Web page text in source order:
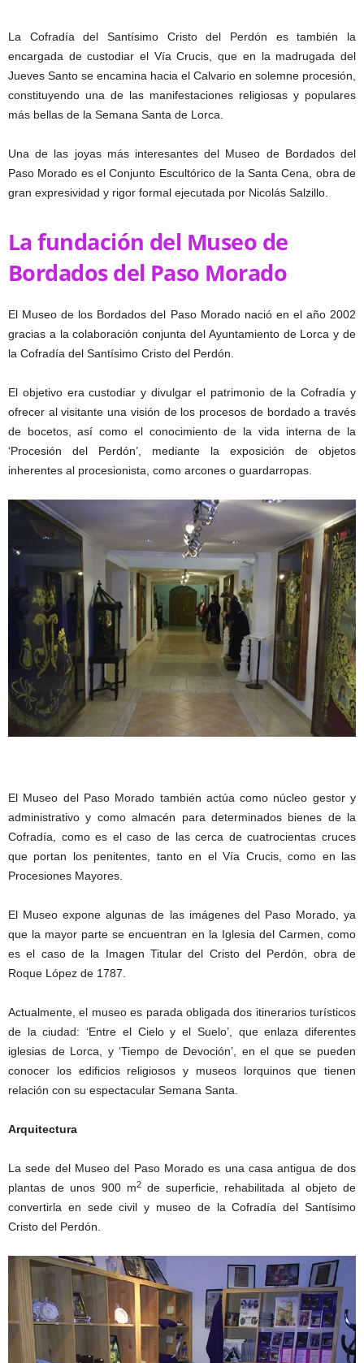
La Cofradía del Santísimo Cristo del Perdón es también la
encargada de custodiar el Vía Crucis, que en la madrugada del
Jueves Santo se encamina hacia el Calvario en solemne procesión,
constituyendo una de las manifestaciones religiosas y populares
más bellas de la Semana Santa de Lorca.
Una de las joyas más interesantes del Museo de Bordados del
Paso Morado es el Conjunto Escultórico de la Santa Cena, obra de
gran expresividad y rigor formal ejecutada por Nicolás Salzillo.
La fundación del Museo de
Bordados del Paso Morado
El Museo de los Bordados del Paso Morado nació en el año 2002
gracias a la colaboración conjunta del Ayuntamiento de Lorca y de
la Cofradía del Santísimo Cristo del Perdón.
El objetivo era custodiar y divulgar el patrimonio de la Cofradía y
ofrecer al visitante una visión de los procesos de bordado a través
de bocetos, así como el conocimiento de la vida interna de la
‘Procesión del Perdón’, mediante la exposición de objetos
inherentes al procesionista, como arcones o guardarropas.
El Museo del Paso Morado también actúa como núcleo gestor y
administrativo y como almacén para determinados bienes de la
Cofradía, como es el caso de las cerca de cuatrocientas cruces
que portan los penitentes, tanto en el Vía Crucis, como en las
Procesiones Mayores.
El Museo expone algunas de las imágenes del Paso Morado, ya
que la mayor parte se encuentran en la Iglesia del Carmen, como
es el caso de la Imagen Titular del Cristo del Perdón, obra de
Roque López de 1787.
Actualmente, el museo es parada obligada dos itinerarios turísticos
de la ciudad: ‘Entre el Cielo y el Suelo’, que enlaza diferentes
iglesias de Lorca, y ‘Tiempo de Devoción’, en el que se pueden
conocer los edificios religiosos y museos lorquinos que tienen
relación con su espectacular Semana Santa.
Arquitectura
La sede del Museo del Paso Morado es una casa antigua de dos
plantas de unos 900 m2de superficie, rehabilitada al objeto de
convertirla en sede civil y museo de la Cofradía del Santísimo
Cristo del Perdón.